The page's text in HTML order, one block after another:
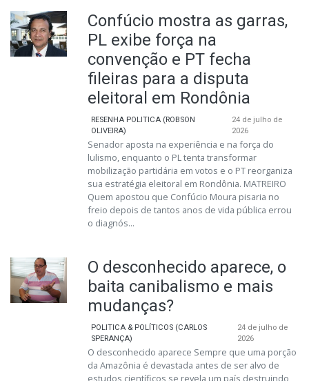
Confúcio mostra as garras,
PL exibe força na
convenção e PT fecha
fileiras para a disputa
eleitoral em Rondônia
RESENHA POLITICA (ROBSON
OLIVEIRA)
24 de julho de
2026
Senador aposta na experiência e na força do
lulismo, enquanto o PL tenta transformar
mobilização partidária em votos e o PT reorganiza
sua estratégia eleitoral em Rondônia. MATREIRO
Quem apostou que Confúcio Moura pisaria no
freio depois de tantos anos de vida pública errou
o diagnós...
O desconhecido aparece, o
baita canibalismo e mais
mudanças?
POLITICA & POLÍTICOS (CARLOS
SPERANÇA)
24 de julho de
2026
O desconhecido aparece Sempre que uma porção
da Amazônia é devastada antes de ser alvo de
estudos científicos se revela um país destruindo